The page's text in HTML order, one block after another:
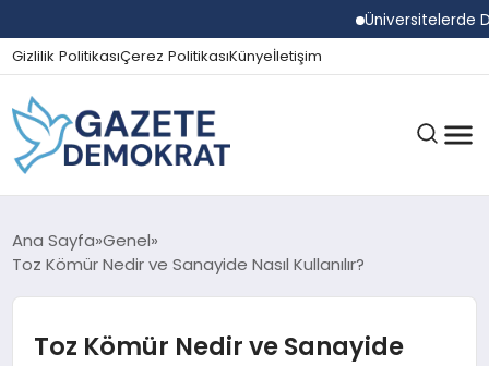
Üniversitelerde
Gizlilik PolitikasıÇerez PolitikasıKünyeİletişim
GÜNDEM
Ana Sayfa Genel
Toz Kömür Nedir ve Sanayide Nasıl Kullanılır?
Toz Kömür Nedir ve Sanayide